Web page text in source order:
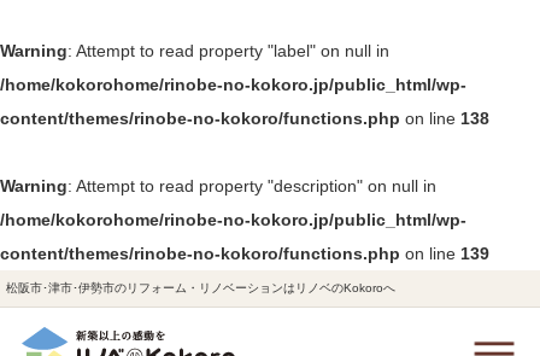
Warning: Attempt to read property "label" on null in
/home/kokorohome/rinobe-no-kokoro.jp/public_html/wp-
content/themes/rinobe-no-kokoro/functions.php on line 138
Warning: Attempt to read property "description" on null in
/home/kokorohome/rinobe-no-kokoro.jp/public_html/wp-
content/themes/rinobe-no-kokoro/functions.php on line 139
松阪市･津市･伊勢市のリフォーム・リノベーションはリノベのKokoroへ